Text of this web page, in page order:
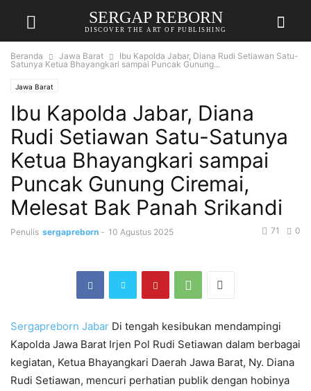
SERGAP REBORN
DISCOVER THE ART OF PUBLISHING
Beranda Jawa Barat
Ibu Kapolda Jabar, Diana Rudi Setiawan Satu-
Satunya Ketua Bhayangkari sampai Puncak Gunung...
Jawa Barat
Ibu Kapolda Jabar, Diana
Rudi Setiawan Satu-Satunya
Ketua Bhayangkari sampai
Puncak Gunung Ciremai,
Melesat Bak Panah Srikandi
Penulis sergapreborn - 10 Agustus 2025 0
71
Sergapreborn Jabar Di tengah kesibukan mendampingi
Kapolda Jawa Barat Irjen Pol Rudi Setiawan dalam berbagai
kegiatan, Ketua Bhayangkari Daerah Jawa Barat, Ny. Diana
Rudi Setiawan, mencuri perhatian publik dengan hobinya